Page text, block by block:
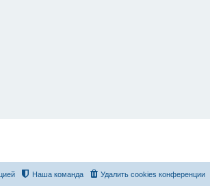
Удалить cookies конференции
Наша команда